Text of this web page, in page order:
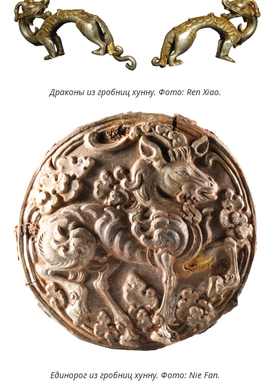
Драконы из гробниц хунну. Фото: Ren Xiao.
Единорог из гробниц хунну. Фото: Nie Fan.